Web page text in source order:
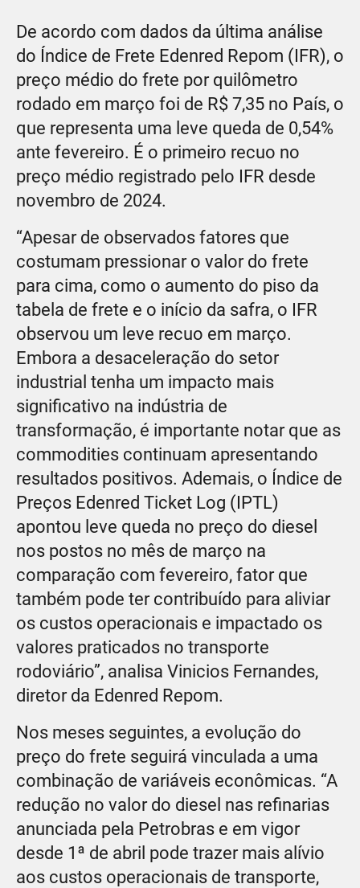
De acordo com dados da última análise
do Índice de Frete Edenred Repom (IFR), o
preço médio do frete por quilômetro
rodado em março foi de R$ 7,35 no País, o
que representa uma leve queda de 0,54%
ante fevereiro. É o primeiro recuo no
preço médio registrado pelo IFR desde
novembro de 2024.
“Apesar de observados fatores que
costumam pressionar o valor do frete
para cima, como o aumento do piso da
tabela de frete e o início da safra, o IFR
observou um leve recuo em março.
Embora a desaceleração do setor
industrial tenha um impacto mais
significativo na indústria de
transformação, é importante notar que as
commodities continuam apresentando
resultados positivos. Ademais, o Índice de
Preços Edenred Ticket Log (IPTL)
apontou leve queda no preço do diesel
nos postos no mês de março na
comparação com fevereiro, fator que
também pode ter contribuído para aliviar
os custos operacionais e impactado os
valores praticados no transporte
rodoviário”, analisa Vinicios Fernandes,
diretor da Edenred Repom.
Nos meses seguintes, a evolução do
preço do frete seguirá vinculada a uma
combinação de variáveis econômicas. “A
redução no valor do diesel nas refinarias
anunciada pela Petrobras e em vigor
desde 1ª de abril pode trazer mais alívio
aos custos operacionais de transporte,